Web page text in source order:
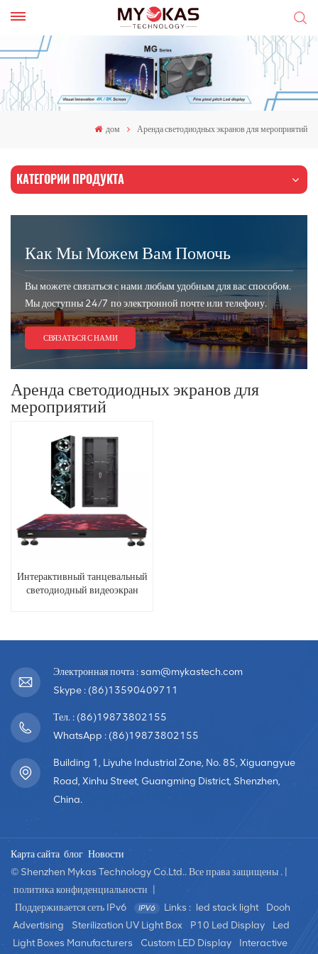
дом Аренда светодиодных экранов для мероприятий
КАТЕГОРИИ ПРОДУКТА
Как Мы Можем Вам Помочь
Вы можете связаться с нами любым удобным для вас способом.
Мы доступны 24/7 по электронной почте или телефону.
СВЯЗАТЬСЯ С НАМИ
Аренда светодиодных экранов для
мероприятий
Интерактивный танцевальный
светодиодный видеоэкран
Электронная почта : sam@mykastech.com
Skype : (86)13590409711
Тел. : (86)19873802155
WhatsApp : (86)19873802155
Building 1, Liyuhe Industrial Zone, No. 85, Xiguangyue
Road, Xinhu Street, Guangming District, Shenzhen,
China.
Карта сайта блог Новости
© Shenzhen Mykas Technology Co.Ltd.. Все права защищены . |
политика конфиденциальности
Поддерживается сеть IPv6
Links : led stack light
Dooh
Advertising
Sterilization UV Light Box P10 Led Display
Led
Light Boxes Manufacturers
Custom LED Display Interactive